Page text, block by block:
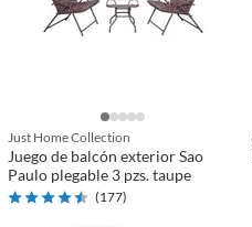
Just Home Collection
Juego de balcón exterior Sao
Paulo plegable 3 pzs. taupe
(177)